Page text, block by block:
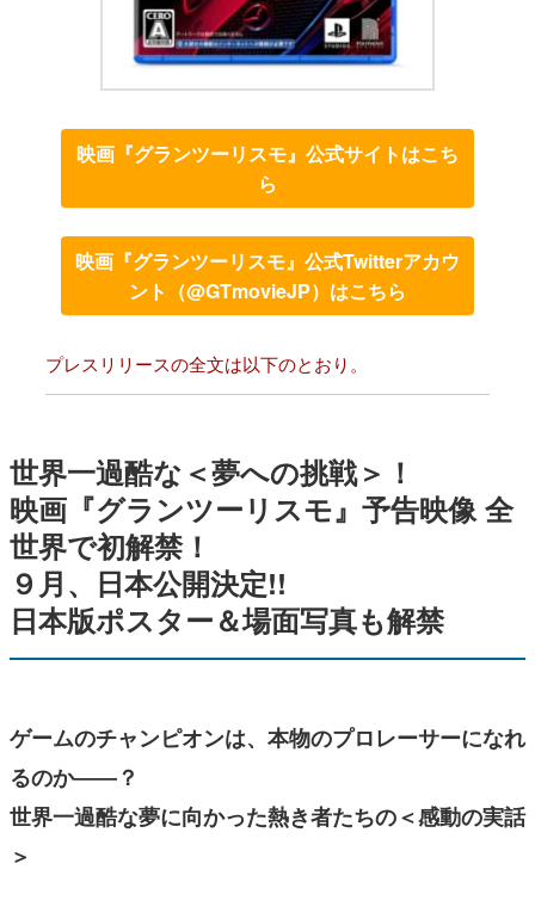
映画『グランツーリスモ』公式サイトはこち
ら
映画『グランツーリスモ』公式Twitterアカウ
ント（@GTmovieJP）はこちら
プレスリリースの全文は以下のとおり。
世界一過酷な＜夢への挑戦＞！
映画『グランツーリスモ』予告映像 全
世界で初解禁！
９月、日本公開決定!!
日本版ポスター＆場面写真も解禁
ゲームのチャンピオンは、本物のプロレーサーになれ
るのか――？
世界一過酷な夢に向かった熱き者たちの＜感動の実話
＞